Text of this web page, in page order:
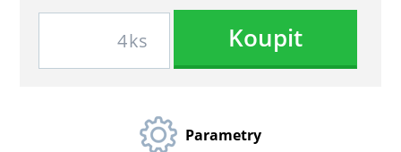
ks Koupit
Parametry